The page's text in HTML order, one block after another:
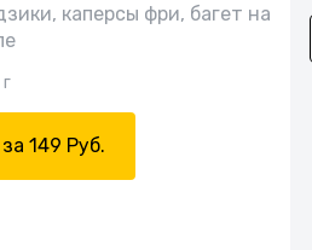
каперсы фри, багет на
149 Руб.